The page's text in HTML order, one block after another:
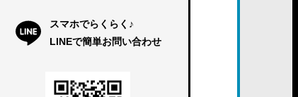
スマホでらくらく♪
LINEで簡単お問い合わせ